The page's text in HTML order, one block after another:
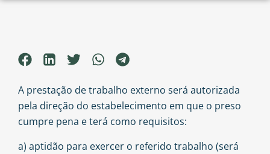
A prestação de trabalho externo será autorizada
pela direção do estabelecimento em que o preso
cumpre pena e terá como requisitos:
a) aptidão para exercer o referido trabalho (será